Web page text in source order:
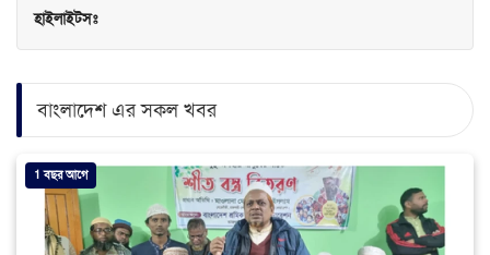
হাইলাইটসঃ
বাংলাদেশ এর সকল খবর
1 বছর আগে